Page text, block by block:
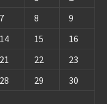
7 8
9
14 15
16
21 22
23
28 29
30